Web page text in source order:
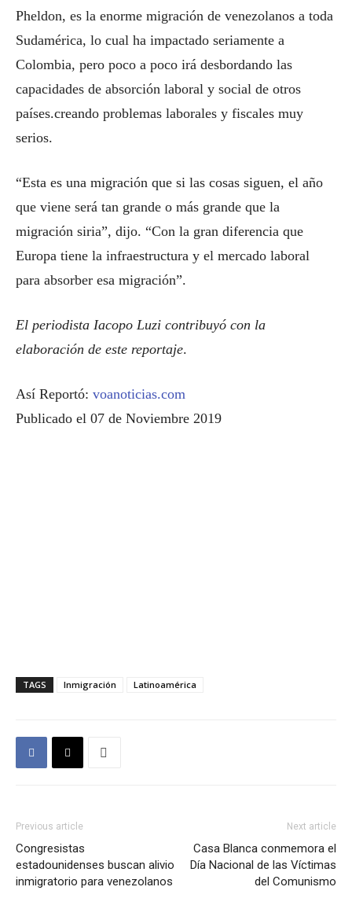
Pheldon, es la enorme migración de venezolanos a toda
Sudamérica, lo cual ha impactado seriamente a
Colombia, pero poco a poco irá desbordando las
capacidades de absorción laboral y social de otros
países.creando problemas laborales y fiscales muy
serios.
“Esta es una migración que si las cosas siguen, el año
que viene será tan grande o más grande que la
migración siria”, dijo. “Con la gran diferencia que
Europa tiene la infraestructura y el mercado laboral
para absorber esa migración”.
El periodista Iacopo Luzi contribuyó con la
elaboración de este reportaje.
Así Reportó: voanoticias.com
Publicado el 07 de Noviembre 2019
TAGS Inmigración Latinoamérica
Previous article
Congresistas
estadounidenses buscan alivio
inmigratorio para venezolanos
Next article
Casa Blanca conmemora el
Día Nacional de las Víctimas
del Comunismo